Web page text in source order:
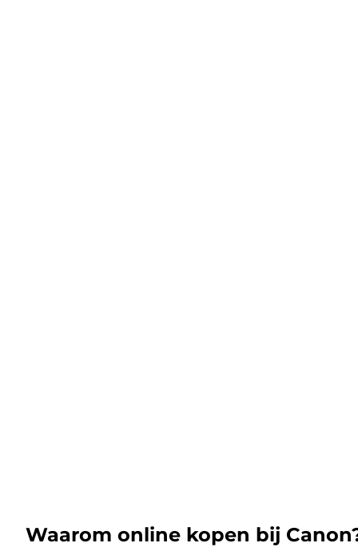
Waarom online kopen bij